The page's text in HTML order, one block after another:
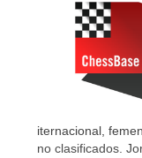
iternacional,
no clasificados.